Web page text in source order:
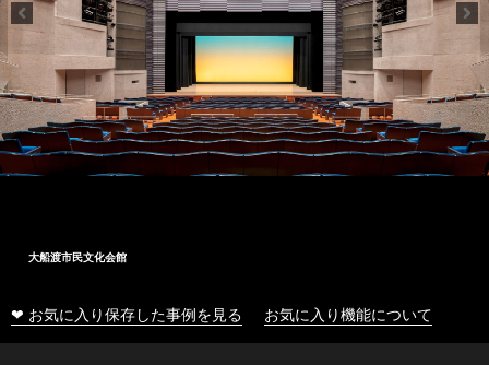
大船渡市民文化会館
❤ お気に入り保存した事例を見る お気に入り機能について